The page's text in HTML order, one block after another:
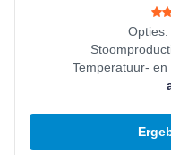
Opties:
Temperatuur-